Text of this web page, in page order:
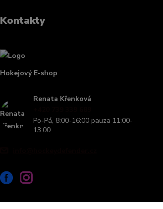
Kontakty
Hokejový E-shop
Renata Křenková
Po-Pá, 8:00-16:00 pauza 11:00-
13:00